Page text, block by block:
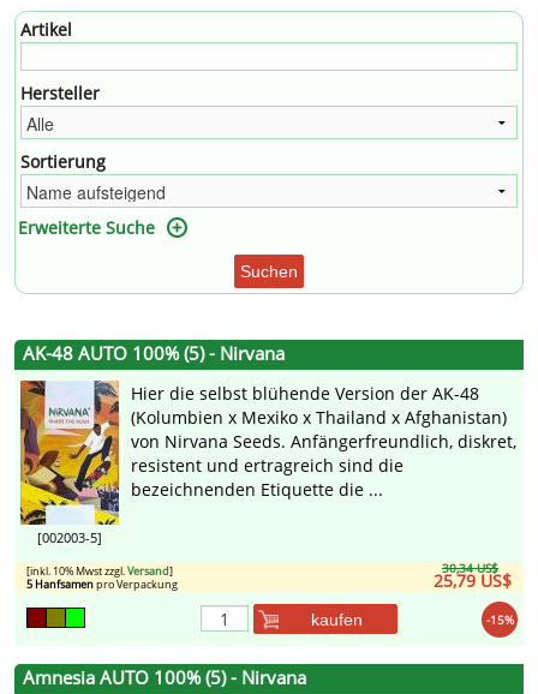
Artikel
Hersteller
Sortierung
Erweiterte Suche
Suchen
AK-48 AUTO 100% (5) - Nirvana
[002003-5]
Hier die selbst blühende Version der AK-48
(Kolumbien x Mexiko x Thailand x Afghanistan)
von Nirvana Seeds. Anfängerfreundlich, diskret,
resistent und ertragreich sind die
bezeichnenden Etiquette die ...
30,34 US$
25,79 US$
[inkl. 10% Mwst zzgl.Versand]
5 Hanfsamenpro Verpackung
-15%
kaufen
Amnesia AUTO 100% (5) - Nirvana